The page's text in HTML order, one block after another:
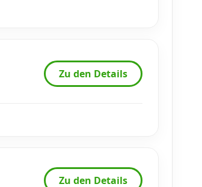
Zu den Details
Zu den Details